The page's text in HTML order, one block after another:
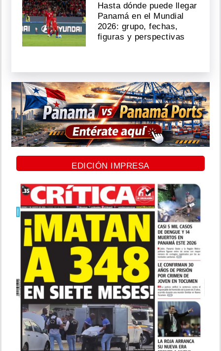
Hasta dónde puede llegar
Panamá en el Mundial
2026: grupo, fechas,
figuras y perspectivas
EDICIÓN IMPRESA